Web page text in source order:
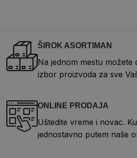
ŠIROK ASORTIMAN
Na jednom mestu možete
izbor proizvoda za sve
ONLINE PRODAJA
Uštedite vreme i novac.
jednostavno putem naše